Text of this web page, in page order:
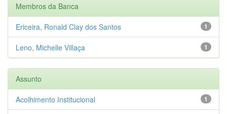
Membros da Banca
1
Ericeira, Ronald Clay dos Santos
1
Leno, Michelle Villaça
Assunto
1
Acolhimento Institucional